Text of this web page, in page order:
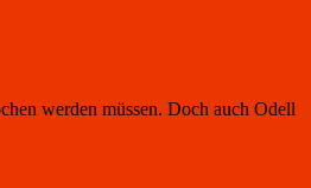
werden müssen. Doch auch Odell